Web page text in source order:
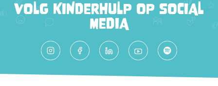
VOLG KINDERHULP OP SOCIAL
MEDIA